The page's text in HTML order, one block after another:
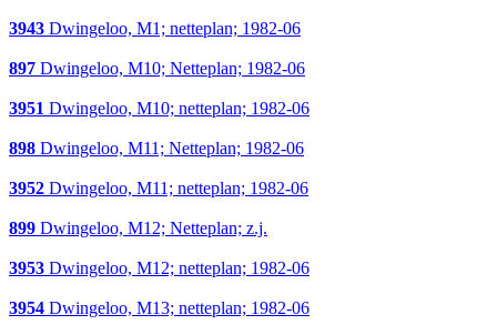
3943 Dwingeloo, M1; netteplan; 1982-06
897 Dwingeloo, M10; Netteplan; 1982-06
3951 Dwingeloo, M10; netteplan; 1982-06
898 Dwingeloo, M11; Netteplan; 1982-06
3952 Dwingeloo, M11; netteplan; 1982-06
899 Dwingeloo, M12; Netteplan; z.j.
3953 Dwingeloo, M12; netteplan; 1982-06
3954 Dwingeloo, M13; netteplan; 1982-06